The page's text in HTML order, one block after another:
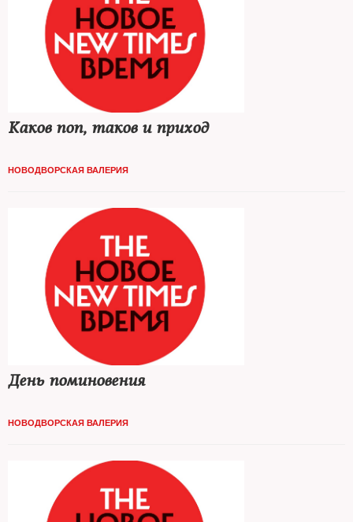
Каков поп, таков и приход
НОВОДВОРСКАЯ ВАЛЕРИЯ
День поминовения
НОВОДВОРСКАЯ ВАЛЕРИЯ